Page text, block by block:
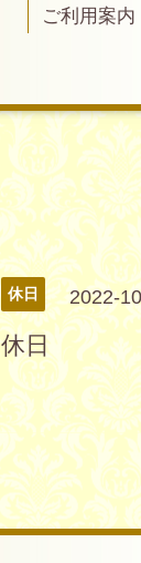
ご利用案内
休日 2022-
休日